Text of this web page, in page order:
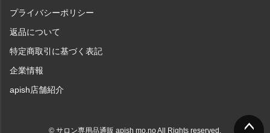
プライバシーポリシー
返品について
特定商取引に基づく表記
企業情報
apish店舗紹介
© サロン専用品通販 apish mo.no All Rights reserved.